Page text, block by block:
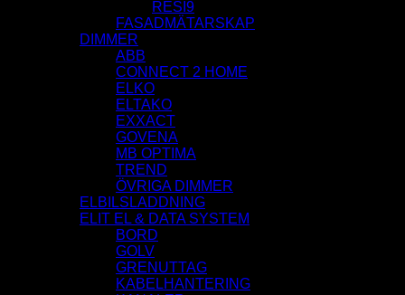
RESI9
FASADMÄTARSKAP
DIMMER
ABB
CONNECT 2 HOME
ELKO
ELTAKO
EXXACT
GOVENA
MB OPTIMA
TREND
ÖVRIGA DIMMER
ELBILSLADDNING
ELIT EL & DATA SYSTEM
BORD
GOLV
GRENUTTAG
KABELHANTERING